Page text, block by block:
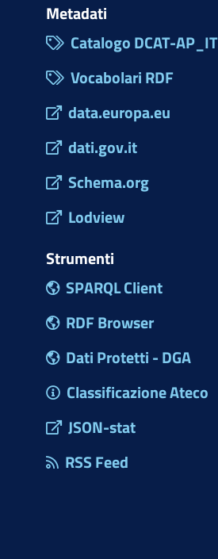
Metadati
Catalogo DCAT-AP_IT
Vocabolari RDF
data.europa.eu
dati.gov.it
Schema.org
Lodview
Strumenti
SPARQL Client
RDF Browser
Dati Protetti - DGA
Classificazione Ateco
JSON-stat
RSS Feed